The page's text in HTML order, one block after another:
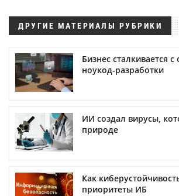
ДРУГИЕ МАТЕРИАЛЫ РУБРИКИ
Бизнес сталкивается
ноукод-разработки
ИИ создал вирусы,
природе
Как
приоритеты ИБ